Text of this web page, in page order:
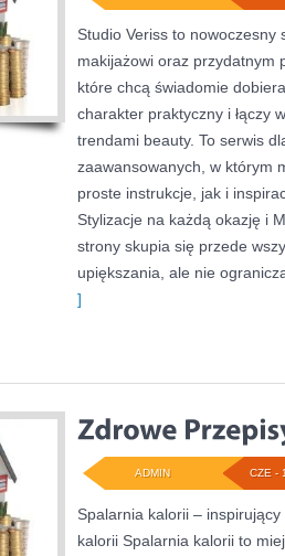
Studio Veriss to nowoczesny
makijażowi oraz przydatnym
które chcą świadomie
charakter praktyczny i łączy
trendami beauty. To serwis
zaawansowanych, w którym
proste instrukcje, jak i
Stylizacje na każdą okazję i
strony skupia się przede
upiększania, ale nie
]
CZE -
ADMIN
Spalarnia kalorii –
kalorii Spalarnia kalorii to